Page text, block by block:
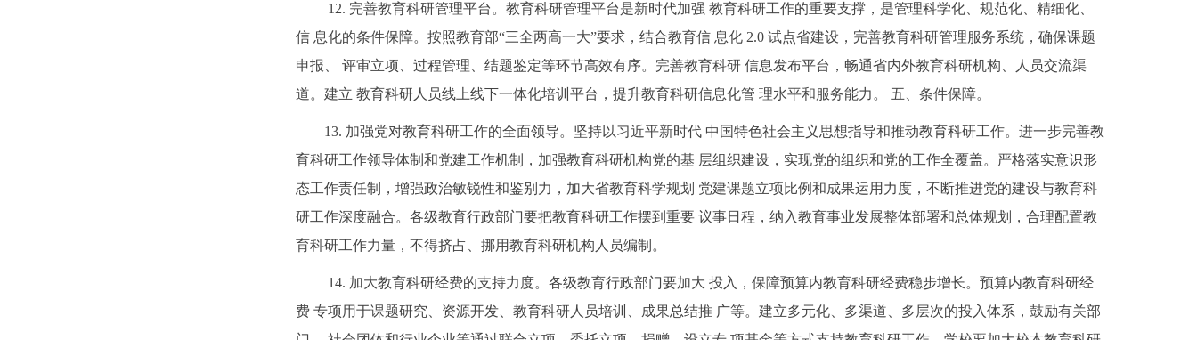
12. 完善教育科研管理平台。教育科研管理平台是新时代加强 教育科研工作的重要支撑，是管理科学化、规范化、精细化、
信 息化的条件保障。按照教育部“三全两高一大”要求，结合教育信 息化 2.0 试点省建设，完善教育科研管理服务系统，确保课题
申报、 评审立项、过程管理、结题鉴定等环节高效有序。完善教育科研 信息发布平台，畅通省内外教育科研机构、人员交流渠
道。建立 教育科研人员线上线下一体化培训平台，提升教育科研信息化管 理水平和服务能力。 五、条件保障。
13. 加强党对教育科研工作的全面领导。坚持以习近平新时代 中国特色社会主义思想指导和推动教育科研工作。进一步完善教
育科研工作领导体制和党建工作机制，加强教育科研机构党的基 层组织建设，实现党的组织和党的工作全覆盖。严格落实意识形
态工作责任制，增强政治敏锐性和鉴别力，加大省教育科学规划 党建课题立项比例和成果运用力度，不断推进党的建设与教育科
研工作深度融合。各级教育行政部门要把教育科研工作摆到重要 议事日程，纳入教育事业发展整体部署和总体规划，合理配置教
育科研工作力量，不得挤占、挪用教育科研机构人员编制。
14. 加大教育科研经费的支持力度。各级教育行政部门要加大 投入，保障预算内教育科研经费稳步增长。预算内教育科研经
费 专项用于课题研究、资源开发、教育科研人员培训、成果总结推 广等。建立多元化、多渠道、多层次的投入体系，鼓励有关部